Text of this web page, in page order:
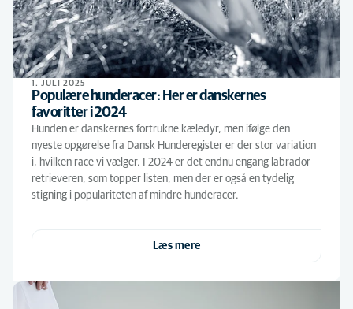
1. JULI 2025
Populære hunderacer: Her er danskernes
favoritter i 2024
Hunden er danskernes fortrukne kæledyr, men ifølge den
nyeste opgørelse fra Dansk Hunderegister er der stor variation
i, hvilken race vi vælger. I 2024 er det endnu engang labrador
retrieveren, som topper listen, men der er også en tydelig
stigning i populariteten af mindre hunderacer.
Læs mere